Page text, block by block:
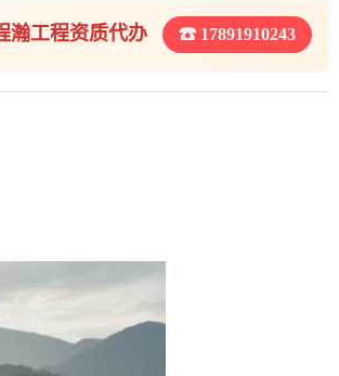
瀚工程资质代办 ☎ 17891910243